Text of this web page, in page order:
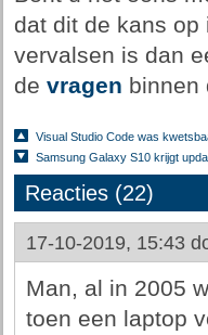
dat dit de kans
vervalsen is dan
de vragen binnen
Visual Studio Code was
Samsung Galaxy S10 krijgt
Reacties (22)
17-10-2019, 15:43
Man, al in 2005
toen een laptop